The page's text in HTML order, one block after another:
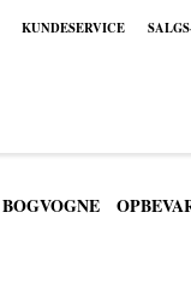
KUNDESERVICE
BOGVOGNE